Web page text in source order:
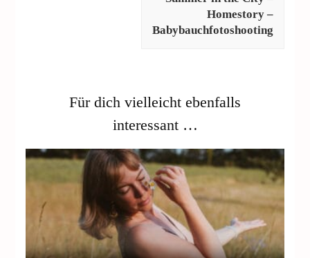
Homestory –
Babybauchfotoshooting
Für dich vielleicht ebenfalls
interessant …